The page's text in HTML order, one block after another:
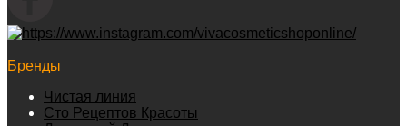
Бренды
Чистая линия
Сто Рецептов Красоты